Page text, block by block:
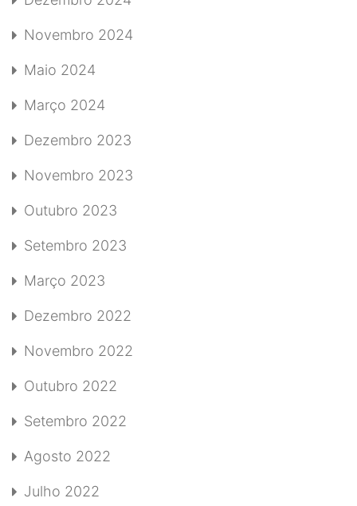
Novembro 2024
Maio 2024
Março 2024
Dezembro 2023
Novembro 2023
Outubro 2023
Setembro 2023
Março 2023
Dezembro 2022
Novembro 2022
Outubro 2022
Setembro 2022
Agosto 2022
Julho 2022